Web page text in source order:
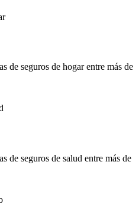
de seguros de hogar entre más de
de seguros de salud entre más de